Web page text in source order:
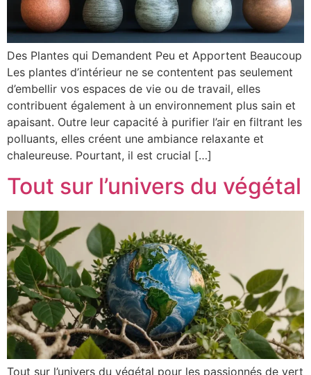
Des Plantes qui Demandent Peu et Apportent Beaucoup
Les plantes d’intérieur ne se contentent pas seulement
d’embellir vos espaces de vie ou de travail, elles
contribuent également à un environnement plus sain et
apaisant. Outre leur capacité à purifier l’air en filtrant les
polluants, elles créent une ambiance relaxante et
chaleureuse. Pourtant, il est crucial […]
Tout sur l’univers du végétal
Tout sur l’univers du végétal pour les passionnés de vert